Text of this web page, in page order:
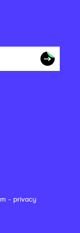
- privacy